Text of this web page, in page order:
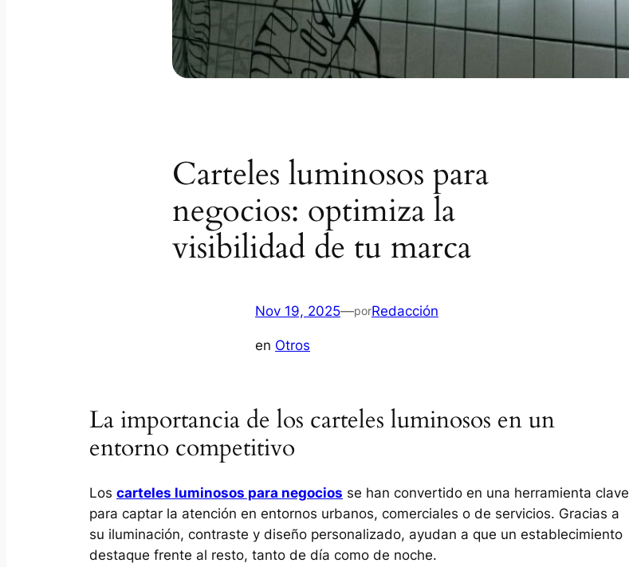
Carteles luminosos para
negocios: optimiza la
visibilidad de tu marca
Nov 19, 2025—porRedacción
en Otros
La importancia de los carteles luminosos en un
entorno competitivo
Los carteles luminosos para negocios se han convertido en una herramienta clave
para captar la atención en entornos urbanos, comerciales o de servicios. Gracias a
su iluminación, contraste y diseño personalizado, ayudan a que un establecimiento
destaque frente al resto, tanto de día como de noche.